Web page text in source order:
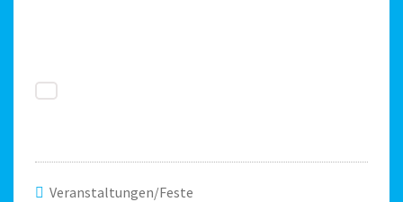
Veranstaltungen/Feste